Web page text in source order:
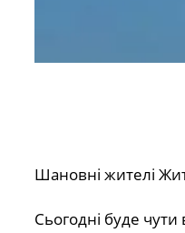
Шановні жителі
Сьогодні буде чути